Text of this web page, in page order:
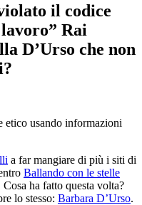
il codice
Rai
D’Urso che non
etico usando informazioni
a far mangiare di più i siti di
Ballando con le stelle
ha fatto questa volta?
lo stesso: Barbara D’Urso.